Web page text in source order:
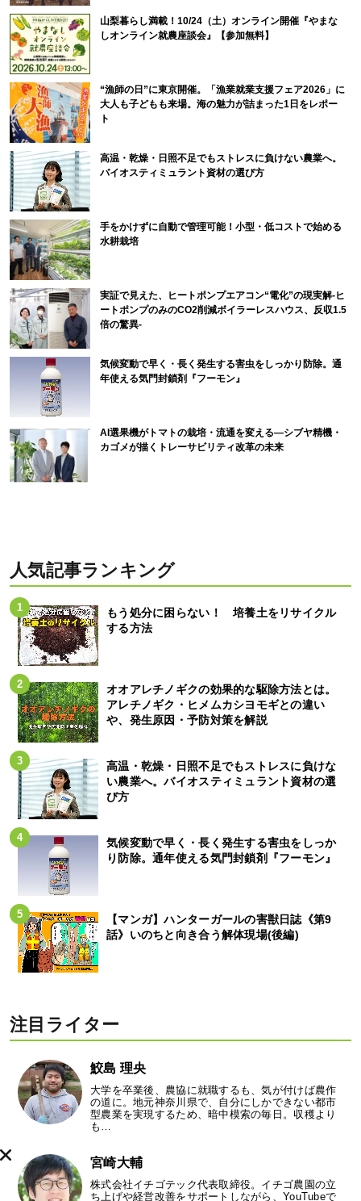
山梨暮らし満載！10/24（土）オンライン開催『やまな
しオンライン就農座談会』【参加無料】
“漁師の日”に東京開催。「漁業就業支援フェア2026」に
大人も子どもも来場。海の魅力が詰まった1日をレポー
ト
高温・乾燥・日照不足でもストレスに負けない農業へ。
バイオスティミュラント資材の選び方
手をかけずに自動で管理可能！小型・低コストで始める
水耕栽培
実証で見えた、ヒートポンプエアコン“電化”の現実解-ヒ
ートポンプのみのCO2削減ボイラーレスハウス、反収1.5
倍の驚異-
気候変動で早く・長く発生する害虫をしっかり防除。通
年使える気門封鎖剤『フーモン』
AI選果機がトマトの栽培・流通を変える―シブヤ精機・
カゴメが描くトレーサビリティ改革の未来
人気記事ランキング
もう処分に困らない！ 培養土をリサイクル
する方法
オオアレチノギクの効果的な駆除方法とは。
アレチノギク・ヒメムカシヨモギとの違い
や、発生原因・予防対策を解説
高温・乾燥・日照不足でもストレスに負けな
い農業へ。バイオスティミュラント資材の選
び方
気候変動で早く・長く発生する害虫をしっか
り防除。通年使える気門封鎖剤『フーモン』
【マンガ】ハンターガールの害獣日誌《第9
話》いのちと向き合う解体現場(後編)
注目ライター
鮫島 理央
大学を卒業後、農協に就職するも、気が付けば農作
の道に。地元神奈川県で、自分にしかできない都市
型農業を実現するため、暗中模索の毎日。収穫より
も…
宮崎大輔
株式会社イチゴテック代表取締役。イチゴ農園の立
ち上げや経営改善をサポートしながら、YouTubeで